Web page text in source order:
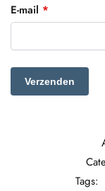
E-mail *
Tags: